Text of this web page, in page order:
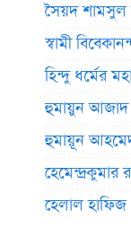
সৈয়দ
স্বামী
হিন্দু ধর্মের
হুমায়ুন আজাদ
হুমায়ূন
হেমেন্দ্রকুমার
হেলাল হাফিজ